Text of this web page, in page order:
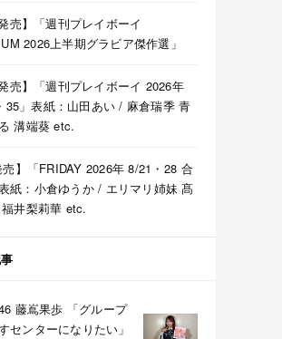
売】「週刊プレイボーイ
2026上半期グラビア傑作選」
発売】「週刊プレイボーイ 2026年
35」表紙：山田あい / 麻倉瑞季 青
溝端葵 etc.
売】「FRIDAY 2026年 8/21・28 合
紙：小倉ゆうか / エリマリ姉妹 髙
井梨莉華 etc.
藤嶌果歩 「グループ
センターになりたい」